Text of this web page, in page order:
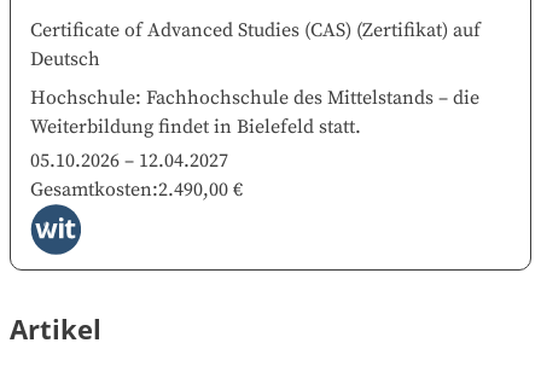
Certificate of Advanced Studies (CAS) (Zertifikat) auf
Deutsch
Hochschule: Fachhochschule des Mittelstands – die
Weiterbildung findet in Bielefeld statt.
05.10.2026 – 12.04.2027
Gesamtkosten:2.490,00 €
Artikel